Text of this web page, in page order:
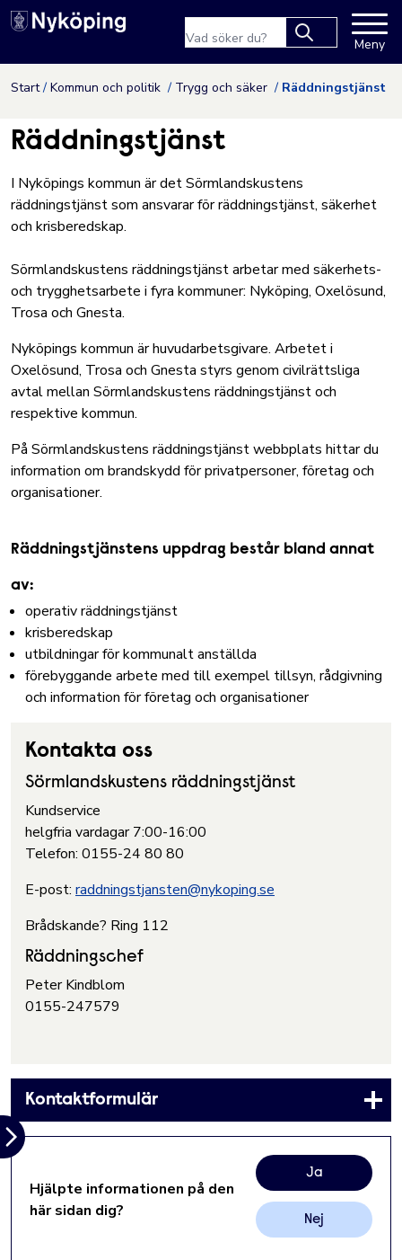
Hoppa till innehåll
Nyköpings kommuns
results.
Meny
Start Kommun och politik Trygg och säker Räddningstjänst
Räddningstjänst
I Nyköpings kommun är det Sörmlandskustens
räddningstjänst som ansvarar för räddningstjänst, säkerhet
och krisberedskap.
Sörmlandskustens räddningstjänst arbetar med säkerhets-
och trygghetsarbete i fyra kommuner: Nyköping, Oxelösund,
Trosa och Gnesta.
Nyköpings kommun är huvudarbetsgivare. Arbetet i
Oxelösund, Trosa och Gnesta styrs genom civilrättsliga
avtal mellan Sörmlandskustens räddningstjänst och
respektive kommun.
På Sörmlandskustens räddningstjänst webbplats hittar du
information om brandskydd för privatpersoner, företag och
organisationer.
Räddningstjänstens uppdrag består bland annat
av:
operativ räddningstjänst
krisberedskap
utbildningar för kommunalt anställda
förebyggande arbete med till exempel tillsyn, rådgivning
och information för företag och organisationer
Kontakta oss
Sörmlandskustens räddningstjänst
Kundservice
helgfria vardagar 7:00-16:00
Telefon: 0155-24 80 80
E-post: raddningstjansten@nykoping.se
Brådskande? Ring 112
Räddningschef
Peter Kindblom
0155-247579
Kontaktformulär
Hjälpte informationen på den
här sidan dig?
Ja
Nej